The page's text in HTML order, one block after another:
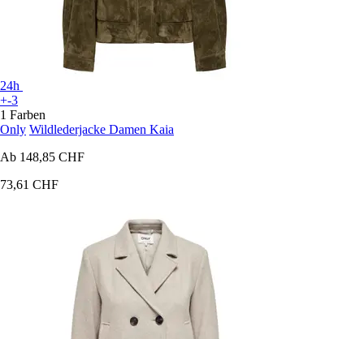
24h
+-3
1 Farben
Only Wildlederjacke Damen Kaia
Ab 148,85 CHF
73,61 CHF